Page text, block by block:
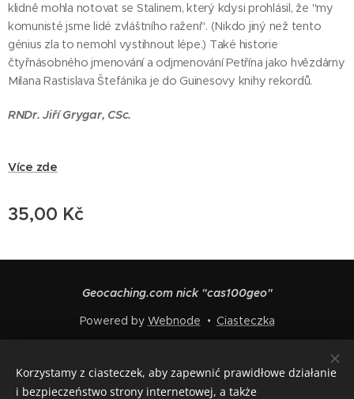
klidně mohla notovat se Stalinem, který kdysi prohlásil, že "my
komunisté jsme lidé zvláštního ražení". (Nikdo jiný než tento
génius zla to nemohl vystihnout lépe.) Také historie
čtyřnásobného jmenování a odjmenování Petřína jako hvězdárny
Milana Rastislava Štefánika je do Guinesovy knihy rekordů.
RNDr. Jiří Grygar, CSc.
Více zde
35,00 Kč
Geocaching.com nick "cas100geo"
Powered by Webnode Ciasteczka
Čeština
English Polski Deutsch Français
Español
Korzystamy z ciasteczek, aby zapewnić prawidłowe działanie
i bezpieczeństwo strony internetowej, a także